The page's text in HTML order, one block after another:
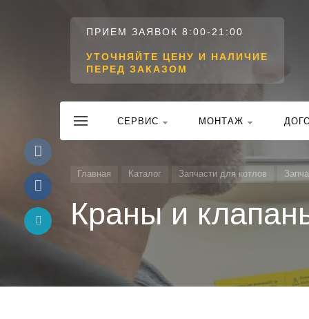
ПРИЕМ ЗАЯВОК 8:00-21:00
УТОЧНЯЙТЕ ЦЕНУ И НАЛИЧИЕ
ПЕРЕД ЗАКАЗОМ
CЕРВИС МОНТАЖ
Главная Каталог Запчасти для котлов
Краны и